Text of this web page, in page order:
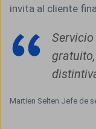
invita al cliente
Martien Selten Jefe de